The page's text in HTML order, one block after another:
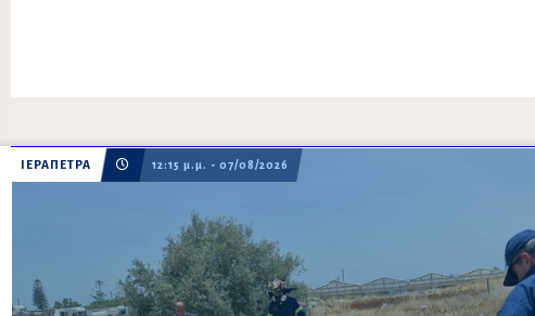
ΙΕΡΑΠΕΤΡΑ 12:15 μ.μ. - 07/08/2026